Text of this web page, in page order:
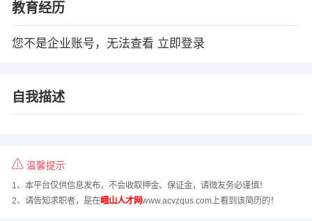
教育经历
您不是企业账号，无法查看 立即登录
自我描述
温馨提示
1、本平台仅供信息发布，不会收取押金、保证金，请微友务必谨慎！
2、请告知求职者，是在峨山人才网www.acvzqus.com上看到该简历的！